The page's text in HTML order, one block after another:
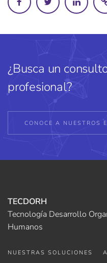
¿Busca un
profesional?
CONOCE A NUESTROS
TECDORH
Tecnología Desarrollo
Humanos
NUESTRAS SOLUCIONES